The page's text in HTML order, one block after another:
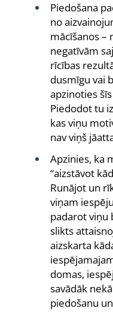
Piedošana
no
mācīšanos –
negatīvām
rīcības
dusmīgu vai
apzinoties
Piedodot tu
kas viņu
nav viņš
Apzinies, ka
“aizstāvot
Runājot un
viņam
padarot viņu
slikts
aizskarta
domas,
savādāk
piedošanu